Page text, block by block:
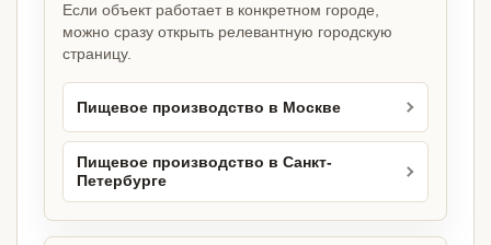
Если объект работает в конкретном городе,
можно сразу открыть релевантную городскую
страницу.
Пищевое производство в Москве
Пищевое производство в Санкт-
Петербурге